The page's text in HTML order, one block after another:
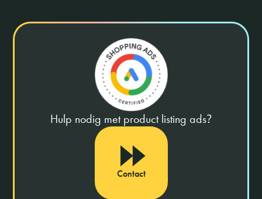
Hulp nodig met product listing ads?
Contact